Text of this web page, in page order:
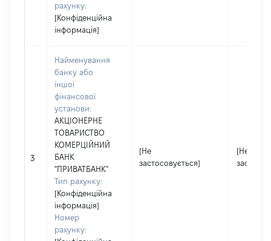
рахунку:
[Конфіденційна
інформація]
3
Найменування
банку або
іншої
фінансової
установи:
АКЦІОНЕРНЕ
ТОВАРИСТВО
КОМЕРЦІЙНИЙ
БАНК
"ПРИВАТБАНК"
Тип рахунку:
[Конфіденційна
інформація]
Номер
рахунку:
[Не
застосовується]
[Не